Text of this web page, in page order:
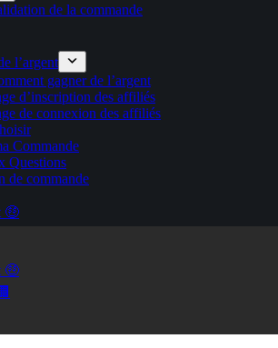
de la commande
l’argent
gagner de l’argent
d’inscription des affiliés
de connexion des affiliés
Commande
Questions
de commande
🤑
🤑